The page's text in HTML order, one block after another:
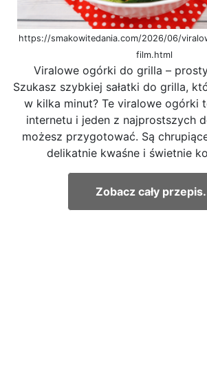
https://smakowitedania.com/2026/06/
film.html
Viralowe ogórki do grilla –
Szukasz szybkiej sałatki do grilla,
w kilka minut? Te viralowe ogórki
internetu i jeden z najprostszych
możesz przygotować. Są
delikatnie kwaśne i świetnie
Zobacz cały